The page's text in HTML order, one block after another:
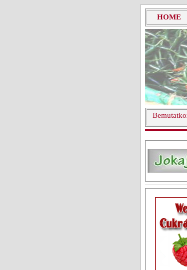
HOME